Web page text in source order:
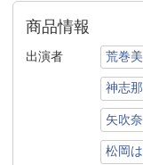
商品情報
出演者 荒巻
神志
矢吹
松岡